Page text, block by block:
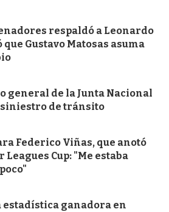
respaldó a Leonardo
que Gustavo Matosas asuma
general de la Junta Nacional
siniestro de tránsito
Federico Viñas, que anotó
Leagues Cup: "Me estaba
ganadora en